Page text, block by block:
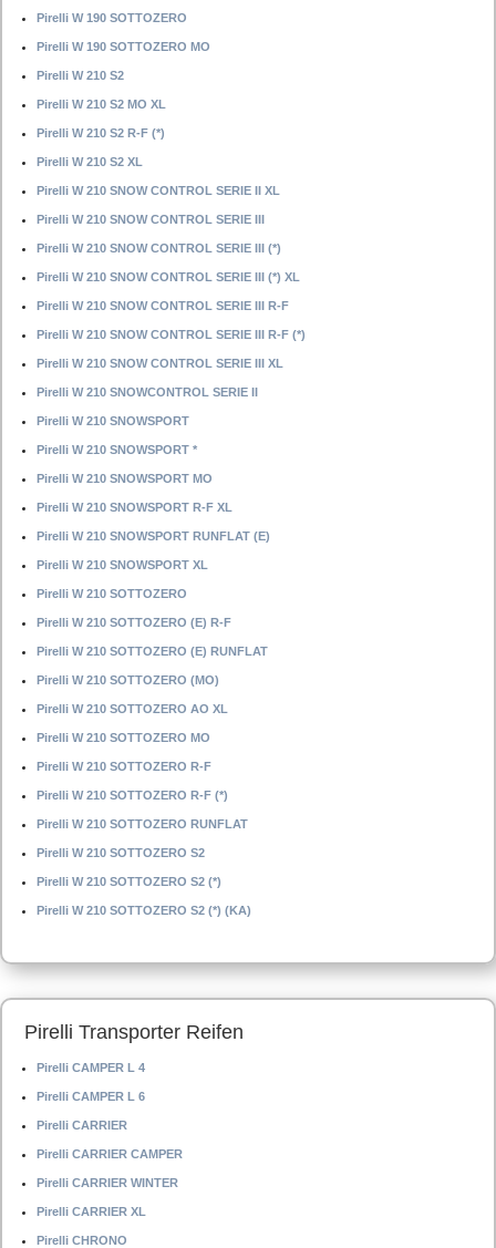
Pirelli W 190 SOTTOZERO
Pirelli W 190 SOTTOZERO MO
Pirelli W 210 S2
Pirelli W 210 S2 MO XL
Pirelli W 210 S2 R-F (*)
Pirelli W 210 S2 XL
Pirelli W 210 SNOW CONTROL SERIE II XL
Pirelli W 210 SNOW CONTROL SERIE III
Pirelli W 210 SNOW CONTROL SERIE III (*)
Pirelli W 210 SNOW CONTROL SERIE III (*) XL
Pirelli W 210 SNOW CONTROL SERIE III R-F
Pirelli W 210 SNOW CONTROL SERIE III R-F (*)
Pirelli W 210 SNOW CONTROL SERIE III XL
Pirelli W 210 SNOWCONTROL SERIE II
Pirelli W 210 SNOWSPORT
Pirelli W 210 SNOWSPORT *
Pirelli W 210 SNOWSPORT MO
Pirelli W 210 SNOWSPORT R-F XL
Pirelli W 210 SNOWSPORT RUNFLAT (E)
Pirelli W 210 SNOWSPORT XL
Pirelli W 210 SOTTOZERO
Pirelli W 210 SOTTOZERO (E) R-F
Pirelli W 210 SOTTOZERO (E) RUNFLAT
Pirelli W 210 SOTTOZERO (MO)
Pirelli W 210 SOTTOZERO AO XL
Pirelli W 210 SOTTOZERO MO
Pirelli W 210 SOTTOZERO R-F
Pirelli W 210 SOTTOZERO R-F (*)
Pirelli W 210 SOTTOZERO RUNFLAT
Pirelli W 210 SOTTOZERO S2
Pirelli W 210 SOTTOZERO S2 (*)
Pirelli W 210 SOTTOZERO S2 (*) (KA)
Pirelli Transporter Reifen
Pirelli CAMPER L 4
Pirelli CAMPER L 6
Pirelli CARRIER
Pirelli CARRIER CAMPER
Pirelli CARRIER WINTER
Pirelli CARRIER XL
Pirelli CHRONO